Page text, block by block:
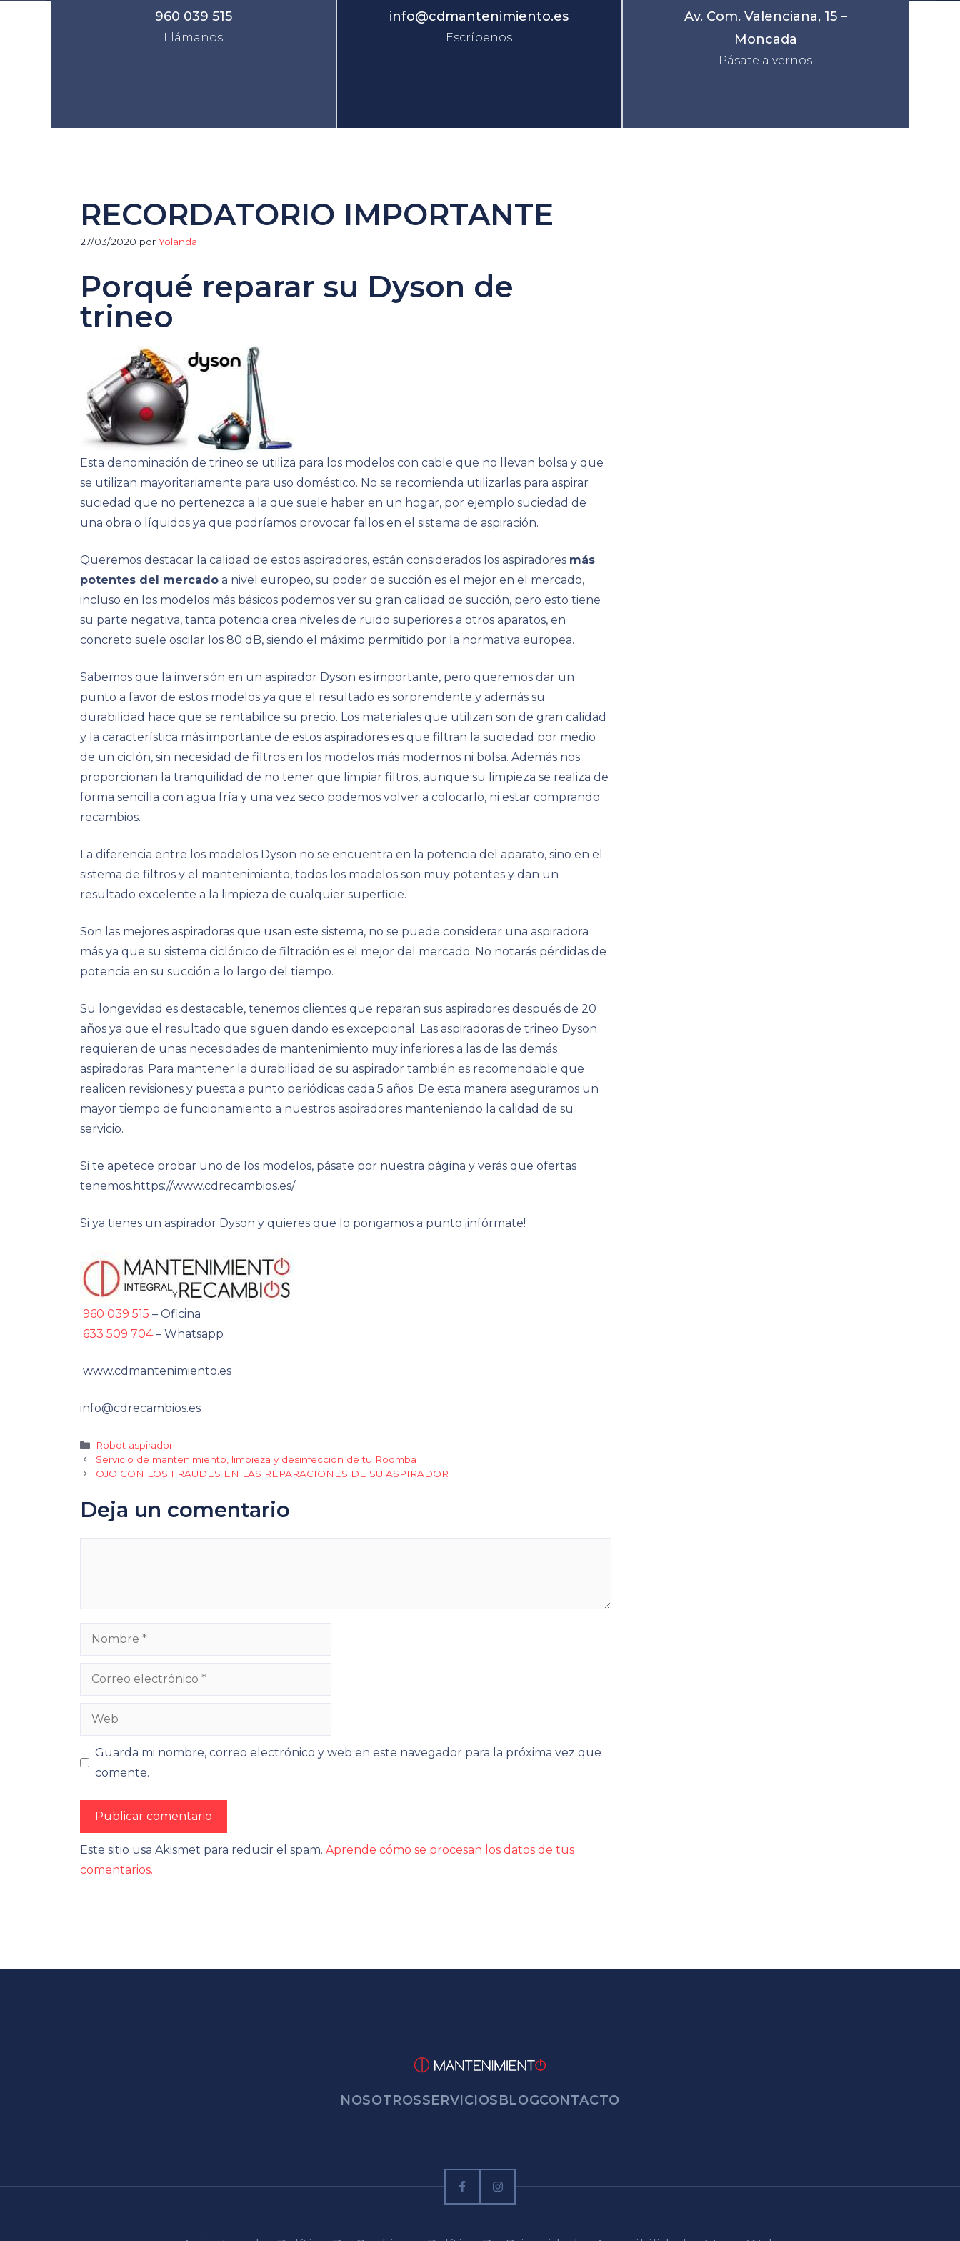
960 039 515
Llámanos
info@cdmantenimiento.es
Escríbenos
Av. Com. Valenciana, 15 –
Moncada
Pásate a vernos
RECORDATORIO IMPORTANTE
27/03/2020 por Yolanda
Porqué reparar su Dyson de
trineo
Esta denominación de trineo se utiliza para los modelos con cable que no llevan bolsa y que
se utilizan mayoritariamente para uso doméstico. No se recomienda utilizarlas para aspirar
suciedad que no pertenezca a la que suele haber en un hogar, por ejemplo suciedad de
una obra o líquidos ya que podríamos provocar fallos en el sistema de aspiración.
Queremos destacar la calidad de estos aspiradores, están considerados los aspiradores más
potentes del mercado a nivel europeo, su poder de succión es el mejor en el mercado,
incluso en los modelos más básicos podemos ver su gran calidad de succión, pero esto tiene
su parte negativa, tanta potencia crea niveles de ruido superiores a otros aparatos, en
concreto suele oscilar los 80 dB, siendo el máximo permitido por la normativa europea.
Sabemos que la inversión en un aspirador Dyson es importante, pero queremos dar un
punto a favor de estos modelos ya que el resultado es sorprendente y además su
durabilidad hace que se rentabilice su precio. Los materiales que utilizan son de gran calidad
y la característica más importante de estos aspiradores es que filtran la suciedad por medio
de un ciclón, sin necesidad de filtros en los modelos más modernos ni bolsa. Además nos
proporcionan la tranquilidad de no tener que limpiar filtros, aunque su limpieza se realiza de
forma sencilla con agua fría y una vez seco podemos volver a colocarlo, ni estar comprando
recambios.
La diferencia entre los modelos Dyson no se encuentra en la potencia del aparato, sino en el
sistema de filtros y el mantenimiento, todos los modelos son muy potentes y dan un
resultado excelente a la limpieza de cualquier superficie.
Son las mejores aspiradoras que usan este sistema, no se puede considerar una aspiradora
más ya que su sistema ciclónico de filtración es el mejor del mercado. No notarás pérdidas de
potencia en su succión a lo largo del tiempo.
Su longevidad es destacable, tenemos clientes que reparan sus aspiradores después de 20
años ya que el resultado que siguen dando es excepcional. Las aspiradoras de trineo Dyson
requieren de unas necesidades de mantenimiento muy inferiores a las de las demás
aspiradoras. Para mantener la durabilidad de su aspirador también es recomendable que
realicen revisiones y puesta a punto periódicas cada 5 años. De esta manera aseguramos un
mayor tiempo de funcionamiento a nuestros aspiradores manteniendo la calidad de su
servicio.
Si te apetece probar uno de los modelos, pásate por nuestra página y verás que ofertas
tenemos.https://www.cdrecambios.es/
Si ya tienes un aspirador Dyson y quieres que lo pongamos a punto ¡infórmate!
960 039 515 – Oficina
633 509 704– Whatsapp
www.cdmantenimiento.es
info@cdrecambios.es
Categorías
Robot aspirador
Servicio de mantenimiento, limpieza y desinfección de tu Roomba
OJO CON LOS FRAUDES EN LAS REPARACIONES DE SU ASPIRADOR
Deja un comentario
Nombre
Correo
Web
Guarda mi nombre, correo electrónico y web en este navegador para la próxima vez que
comente.
Este sitio usa Akismet para reducir el spam. Aprende cómo se procesan los datos de tus
comentarios.
NOSOTROSSERVICIOSBLOGCONTACTO